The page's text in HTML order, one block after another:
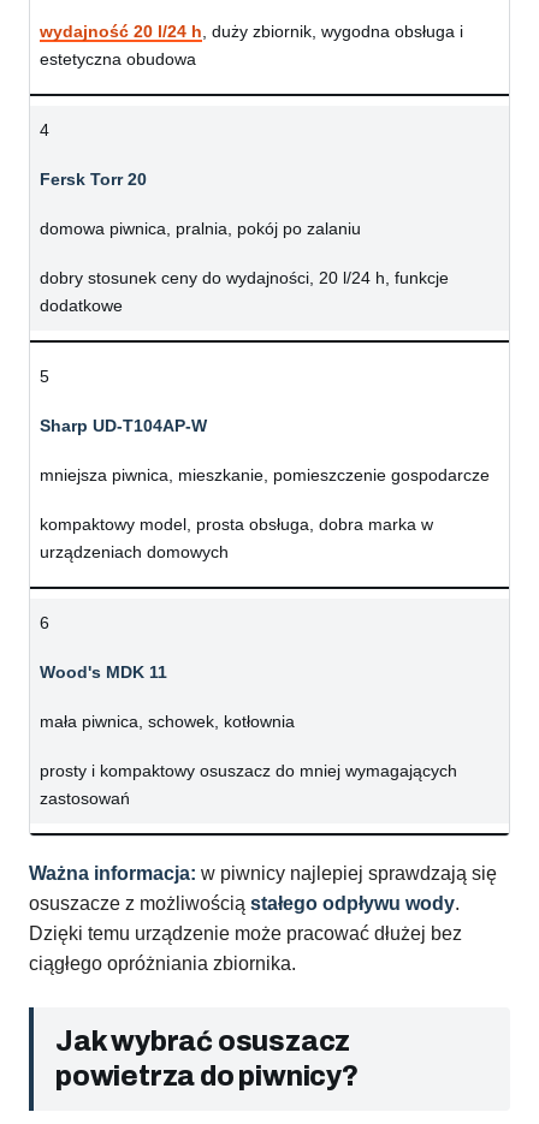
wydajność 20 l/24 h, duży zbiornik, wygodna obsługa i
estetyczna obudowa
4
Fersk Torr 20
domowa piwnica, pralnia, pokój po zalaniu
dobry stosunek ceny do wydajności, 20 l/24 h, funkcje
dodatkowe
5
Sharp UD-T104AP-W
mniejsza piwnica, mieszkanie, pomieszczenie gospodarcze
kompaktowy model, prosta obsługa, dobra marka w
urządzeniach domowych
6
Wood's MDK 11
mała piwnica, schowek, kotłownia
prosty i kompaktowy osuszacz do mniej wymagających
zastosowań
Ważna informacja: w piwnicy najlepiej sprawdzają się
osuszacze z możliwością stałego odpływu wody.
Dzięki temu urządzenie może pracować dłużej bez
ciągłego opróżniania zbiornika.
Jak wybrać osuszacz
powietrza do piwnicy?